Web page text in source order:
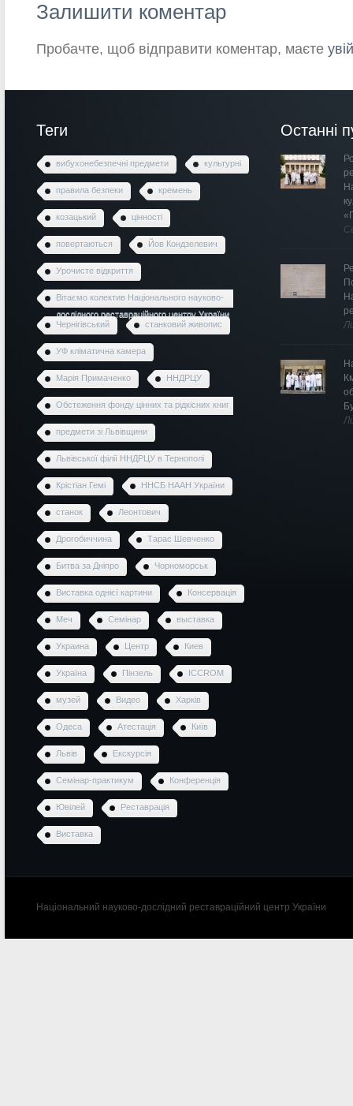
Залишити коментар
Пробачте, щоб відправити коментар, маєте
Теги
вибухонебезпечні предмети культурні
правила безпеки кремень
козацький цінності
повертаються Йов Кондзелевич
Урочисте відкриття
Вітаємо колектив Національного науково-
дослідного реставраційного центру України
Чернігівський
станковий живопис
УФ кліматична камера
Марія Примаченко ННДРЦУ
Обстеження фонду цінних та рідкісних книг
предмети зі Львівщини
Львівської філії ННДРЦУ в Тернополі
Крістіан Гемі ННСБ НААН України
станок Леонтович
Дрогобиччина Тарас Шевченко
Битва за Дніпро Чорноморськ
Виставка однієї картини Консервація
Меч Семінар выставка
Украина Центр Киев
Україна Пінзель ICCROM
музей Видео Харків
Одеса Атестація Київ
Львів Екскурсія
Семінар-практикум Конференція
Ювілей Реставрація
Виставка
Останні
Національний науково-дослідний реставраційний центр України